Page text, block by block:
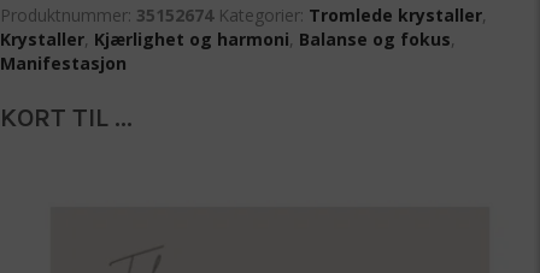
Produktnummer: 35152674 Kategorier: Tromlede krystaller,
Krystaller, Kjærlighet og harmoni, Balanse og fokus,
Manifestasjon
KORT TIL ...